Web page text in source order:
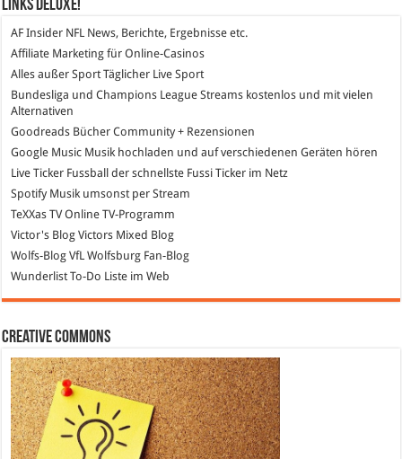
Links DeLuXe!
AF Insider NFL News, Berichte, Ergebnisse etc.
Affiliate Marketing für Online-Casinos
Alles außer SportTäglicher Live Sport
Bundesliga und Champions League Streams kostenlos und mit vielen
Alternativen
Goodreads Bücher Community + Rezensionen
Google Music Musik hochladen und auf verschiedenen Geräten hören
Live Ticker Fussball
der schnellste Fussi Ticker im Netz
SpotifyMusik umsonst per Stream
TeXXas TVOnline TV-Programm
Victor's Blog Victors Mixed Blog
Wolfs-Blog VfL Wolfsburg Fan-Blog
WunderlistTo-Do Liste im Web
Creative Commons